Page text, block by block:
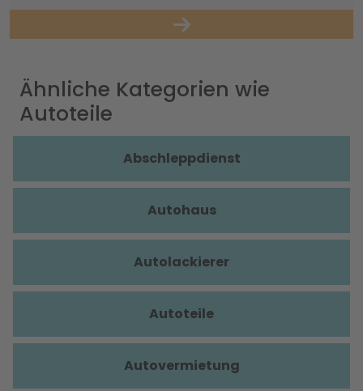
Ähnliche Kategorien wie
Autoteile
Abschleppdienst
Autohaus
Autolackierer
Autoteile
Autovermietung